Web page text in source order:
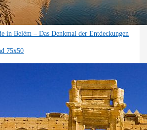
in Belém – Das Denkmal der Entdeckungen
75x50